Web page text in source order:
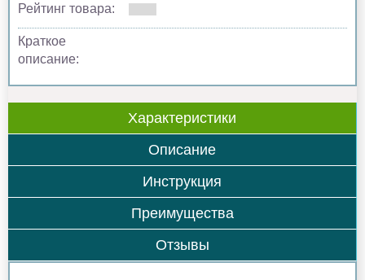
Рейтинг товара:
Краткое
описание:
Характеристики
Описание
Инструкция
Преимущества
Отзывы